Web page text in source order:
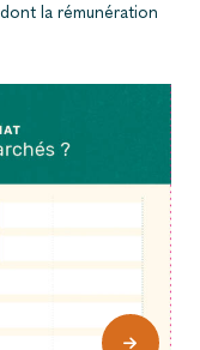
la rémunération